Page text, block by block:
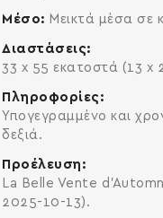
Μέσο Μεικτά μέσα σε
Διαστάσεις
33 x 55 εκατοστά (13 x
Πληροφορίες
Υπογεγραμμένο και
δεξιά.
Προέλευση
La Belle Vente
2025-10-13).